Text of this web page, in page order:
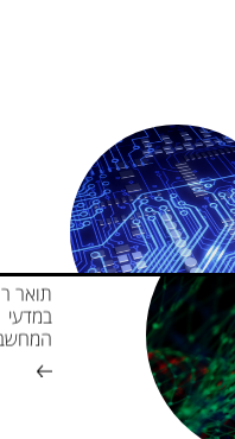
תואר
במדעי